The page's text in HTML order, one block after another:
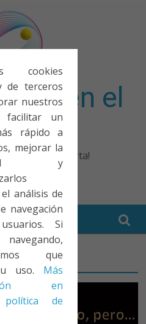
cookies
de terceros
nuestros
facilitar un
rápido a
mejorar la
y
análisis de
navegación
Si
que
uso. Más
en
política de
en el
el examen importa!